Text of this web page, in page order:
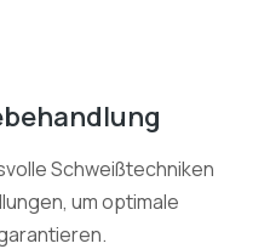
Schweißtechniken
um optimale